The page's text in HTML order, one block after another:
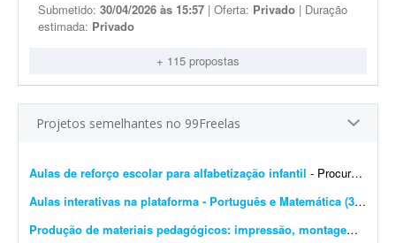
Submetido: 30/04/2026 às 15:57 | Oferta: Privado | Duração
estimada: Privado
+ 115 propostas
Projetos semelhantes no 99Freelas
Aulas de reforço escolar para alfabetização infantil - Procuro um(a) professor(a) para ministrar aulas de reforço na alfabetização de uma criança. O objetivo é desenvolver a leitura, a escrita e a compreensão d...
Aulas interativas na plataforma - Português e Matemática (3º ao 9º ano)
Produção de materiais pedagógicos: impressão, montagem e gravação